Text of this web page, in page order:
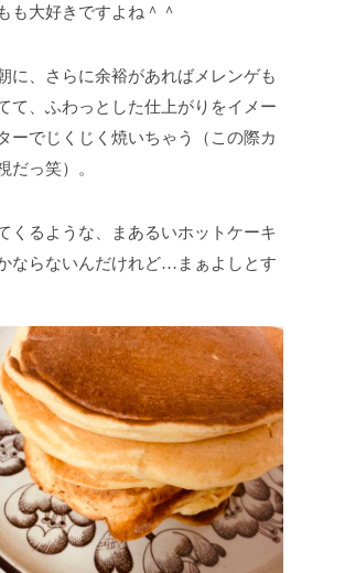
も大好きですよね＾＾
に、さらに余裕があればメレンゲも
て、ふわっとした仕上がりをイメー
ーでじくじく焼いちゃう（この際カ
だっ笑）。
くるような、まあるいホットケーキ
ならないんだけれど…まぁよしとす